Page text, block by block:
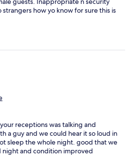
how yo know for sure this is
receptions was talking and
a guy and we could hear it so loud in
sleep the whole night. good that we
night and condition improved